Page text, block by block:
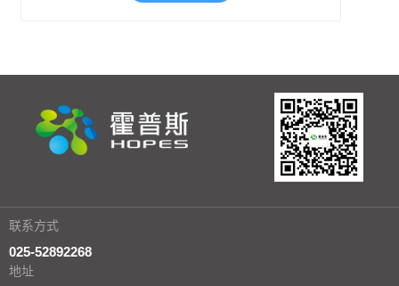
联系方式
025-52892268
地址